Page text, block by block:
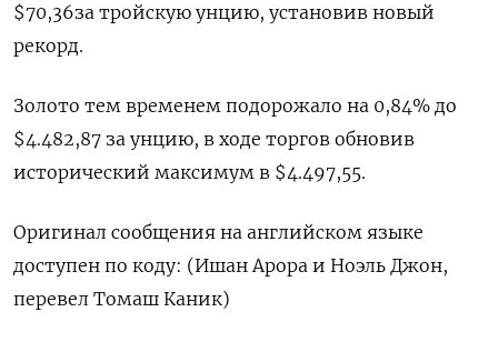
$70,36​ за тройскую унцию, установив новый
⁠рекорд.
Золото тем ‍временем подорожало на 0,‌84% до
$4.482,87​ за унцию, в ходе торгов обновив
исторический максимум в $4.497,‍55.
Оригинал ‍сообщения на английском языке
‍доступен по коду: (Ишан Арора и ⁠Ноэль Джон,
перевел Томаш Каник)